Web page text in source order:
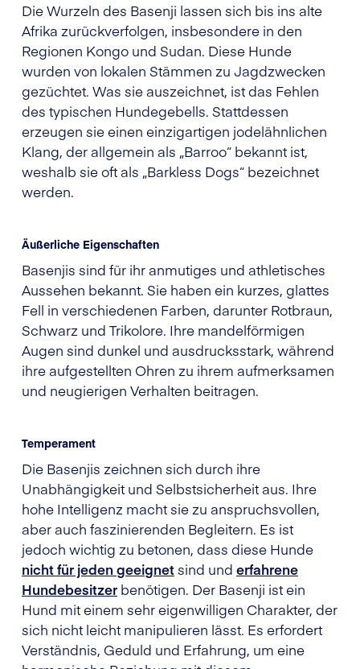
Die Wurzeln des Basenji lassen sich bis ins alte
Afrika zurückverfolgen, insbesondere in den
Regionen Kongo und Sudan. Diese Hunde
wurden von lokalen Stämmen zu Jagdzwecken
gezüchtet. Was sie auszeichnet, ist das Fehlen
des typischen Hundegebells. Stattdessen
erzeugen sie einen einzigartigen jodelähnlichen
Klang, der allgemein als „Barroo“ bekannt ist,
weshalb sie oft als „Barkless Dogs“ bezeichnet
werden.
Äußerliche Eigenschaften
Basenjis sind für ihr anmutiges und athletisches
Aussehen bekannt. Sie haben ein kurzes, glattes
Fell in verschiedenen Farben, darunter Rotbraun,
Schwarz und Trikolore. Ihre mandelförmigen
Augen sind dunkel und ausdrucksstark, während
ihre aufgestellten Ohren zu ihrem aufmerksamen
und neugierigen Verhalten beitragen.
Temperament
Die Basenjis zeichnen sich durch ihre
Unabhängigkeit und Selbstsicherheit aus. Ihre
hohe Intelligenz macht sie zu anspruchsvollen,
aber auch faszinierenden Begleitern. Es ist
jedoch wichtig zu betonen, dass diese Hunde
nicht für jeden geeignetsind und erfahrene
Hundebesitzer benötigen. Der Basenji ist ein
Hund mit einem sehr eigenwilligen Charakter, der
sich nicht leicht manipulieren lässt. Es erfordert
Verständnis, Geduld und Erfahrung, um eine